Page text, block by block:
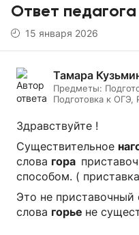
Ответ педагога
15 января 2026
Тамара
Предметы:
Подготовка к ОГЭ,
Здравствуйте !
Существительное
слова гора
способом. ( приставка
Это не приставочный
слова горье не